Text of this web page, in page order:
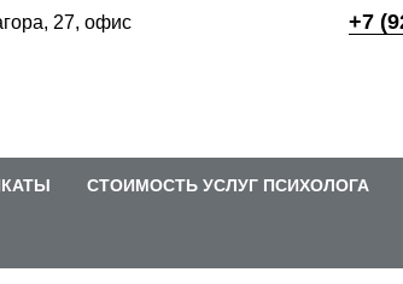
27, офис
+7
СТОИМОСТЬ УСЛУГ ПСИХОЛОГА